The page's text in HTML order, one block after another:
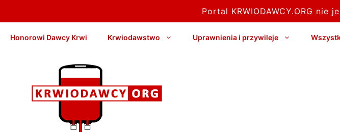
Portal KRWIODAWCY.ORG
Honorowi Dawcy Krwi Krwiodawstwo Uprawnienia i przywileje